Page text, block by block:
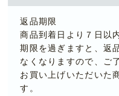
返品期限
商品到着日より７日以
期限を過ぎますと、返
なくなりますので、ご
お買い上げいただいた
す。